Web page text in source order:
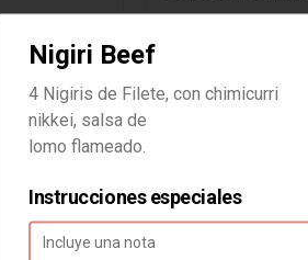
Nigiri Beef
4 Nigiris de Filete, con chimicurri
nikkei, salsa de
lomo flameado.
Instrucciones especiales